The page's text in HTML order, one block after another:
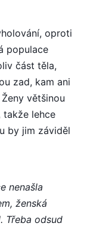
oproti
populace
část těla,
zad, kam ani
většinou
takže lehce
by jim záviděl
nenašla
ženská
Třeba odsud